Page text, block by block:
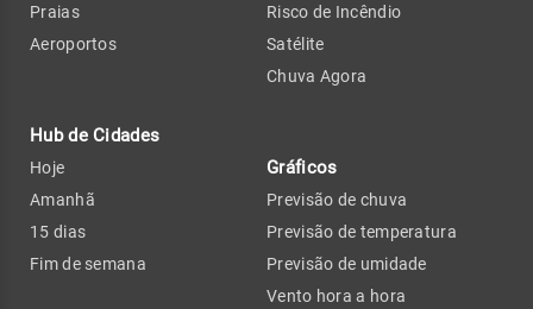
Praias
Aeroportos
Hub de Cidades
Hoje
Amanhã
15 dias
Fim de semana
Risco de Incêndio
Satélite
Chuva Agora
Gráficos
Previsão de chuva
Previsão de temperatura
Previsão de umidade
Vento hora a hora